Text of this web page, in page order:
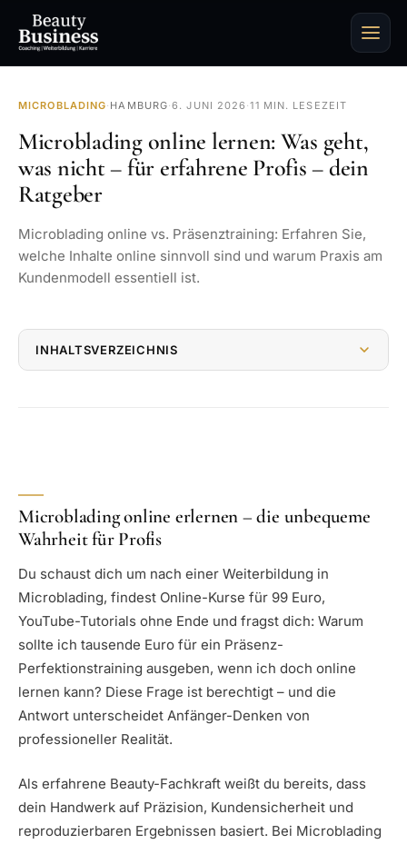
MICROBLADING· HAMBURG·6. JUNI 2026 ·11 MIN. LESEZEIT
Microblading online lernen: Was geht,
was nicht – für erfahrene Profis – dein
Ratgeber
Microblading online vs. Präsenztraining: Erfahren Sie,
welche Inhalte online sinnvoll sind und warum Praxis am
Kundenmodell essentiell ist.
INHALTSVERZEICHNIS
Microblading online erlernen – die unbequeme
Wahrheit für Profis
Du schaust dich um nach einer Weiterbildung in
Microblading, findest Online-Kurse für 99 Euro,
YouTube-Tutorials ohne Ende und fragst dich: Warum
sollte ich tausende Euro für ein Präsenz-
Perfektionstraining ausgeben, wenn ich doch online
lernen kann? Diese Frage ist berechtigt – und die
Antwort unterscheidet Anfänger-Denken von
professioneller Realität.
Als erfahrene Beauty-Fachkraft weißt du bereits, dass
dein Handwerk auf Präzision, Kundensicherheit und
reproduzierbaren Ergebnissen basiert. Bei Microblading